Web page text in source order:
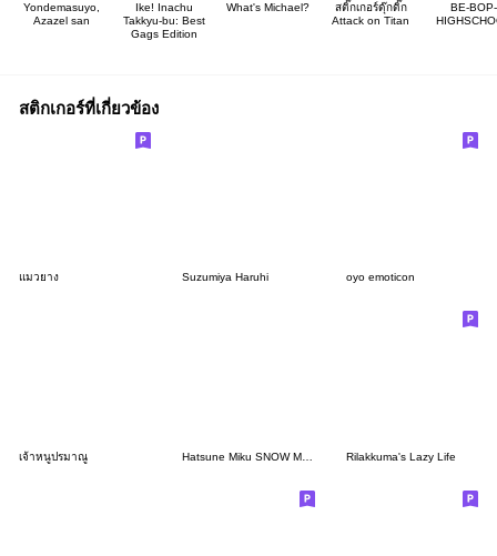
Yondemasuyo,
Azazel san
Ike! Inachu
Takkyu-bu: Best
Gags Edition
What's Michael?
สติ๊กเกอร์ดุ๊กดิ๊ก
Attack on Titan
BE-BOP-
สติกเกอร์ที่เกี่ยวข้อง
แมวยาง Suzumiya Haruhi oyo emoticon
เจ้าหนูปรมาณู Rilakkuma's Lazy Life